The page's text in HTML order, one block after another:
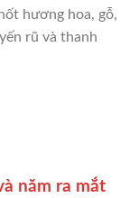
hương hoa, gỗ,
rũ và thanh
năm ra mắt